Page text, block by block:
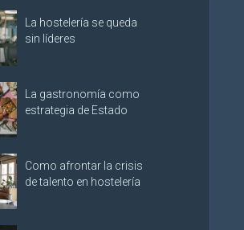
La hostelería se queda
sin líderes
La gastronomía como
estrategia de Estado
Como afrontar la crisis
de talento en hostelería